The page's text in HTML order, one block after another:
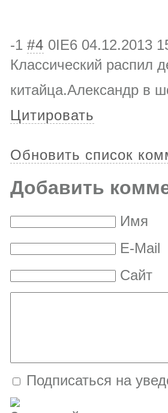
-1 #4 0IE6 04.12.2013
Классический распил
китайца.Александр в
Цитировать
Обновить список
Добавить
Имя
E-Mail
Сайт
Подписаться на